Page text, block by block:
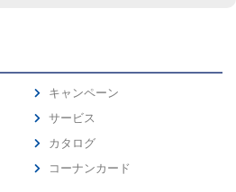
キャンペーン
サービス
カタログ
コーナンカード